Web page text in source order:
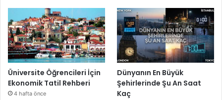
Üniversite Öğrencileri İçin
Ekonomik Tatil Rehberi
4 hafta önce
Dünyanın En Büyük
Şehirlerinde Şu An Saat
Kaç